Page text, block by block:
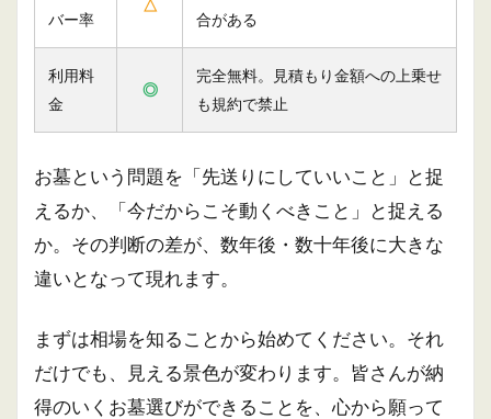
バー率
△
合がある
利用料
金
◎
完全無料。見積もり金額への上乗せ
も規約で禁止
お墓という問題を「先送りにしていいこと」と捉
えるか、「今だからこそ動くべきこと」と捉える
か。その判断の差が、数年後・数十年後に大きな
違いとなって現れます。
まずは相場を知ることから始めてください。それ
だけでも、見える景色が変わります。皆さんが納
得のいくお墓選びができることを、心から願って